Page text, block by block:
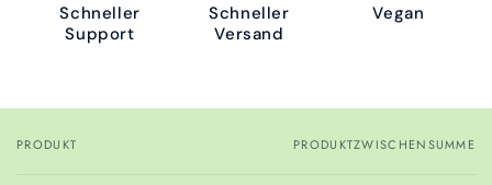
Schneller
Support
Schneller
Versand
Vegan
Dein
PRODUKT PRODUKTZWISCHENSUMME